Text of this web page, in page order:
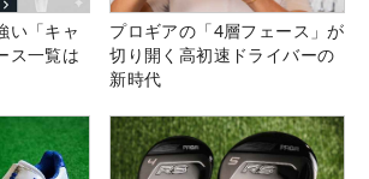
い「キャ
ス一覧は
プロギアの「4層フェース」が
切り開く高初速ドライバーの
新時代